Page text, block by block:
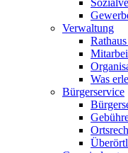
Verwaltung
Was
Bürgerservice